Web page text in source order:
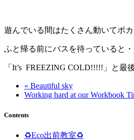
遊んでいる間はたくさん動いてポ
ふと帰る前にバスを待っていると・
「It’s FREEZING COLD!!!!!」と最
« Beautiful sky
Working hard at our Workbook
Contents
♻️Eco出前教室♻️